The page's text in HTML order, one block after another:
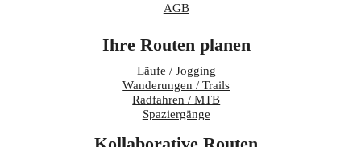
AGB
Ihre Routen planen
Läufe / Jogging
Wanderungen / Trails
Radfahren / MTB
Spaziergänge